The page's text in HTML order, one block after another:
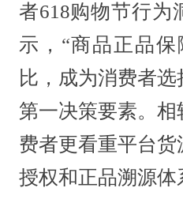
者618购物节行为
示，“商品正品保
比，成为消费者
第一决策要素。
费者更看重平台
授权和正品溯源体